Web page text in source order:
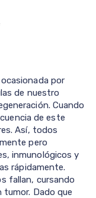
por
de nuestro
Cuando
de este
Así, todos
pero
inmunológicos y
rápidamente.
fallan, cursando
Dado que